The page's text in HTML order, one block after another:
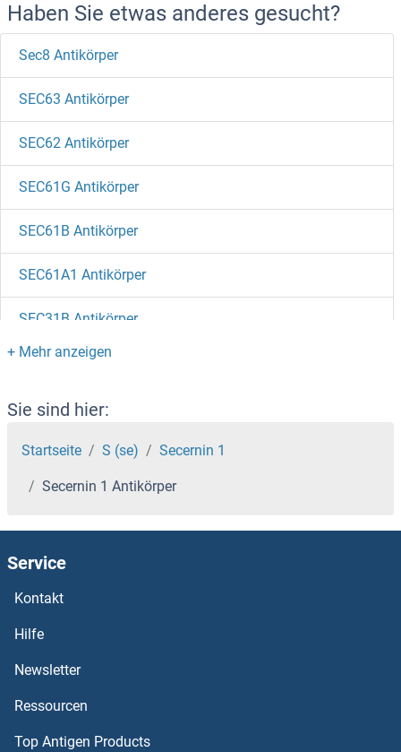
Haben Sie etwas anderes gesucht?
Sec8 Antikörper
SEC63 Antikörper
SEC62 Antikörper
SEC61G Antikörper
SEC61B Antikörper
SEC61A1 Antikörper
SEC31B Antikörper
SEC31A Antikörper
SEC24D Antikörper
SEC24C Antikörper
SEC24A Antikörper
Sec23 Homolog B Antikörper
SEC22C Antikörper
SEC22b Vesicle Trafficking Protein Antikörper
Sie sind hier:
Startseite S (se) Secernin 1
Secernin 1 Antikörper
Service
Kontakt
Hilfe
Newsletter
Ressourcen
Top Antigen Products